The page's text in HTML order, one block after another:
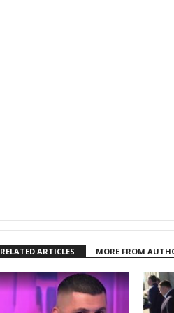
RELATED ARTICLES MORE FROM